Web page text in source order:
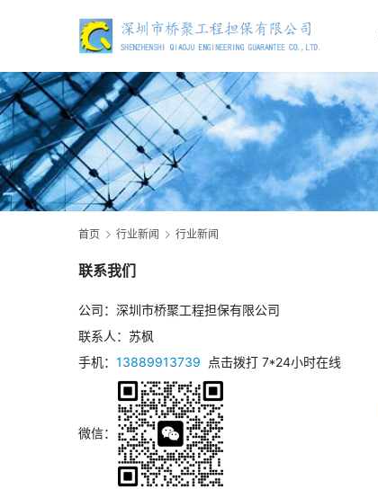
首页 行业新闻 行业新闻
联系我们
公司：深圳市桥聚工程担保有限公司
联系人：苏枫
手机： 13889913739 点击拨打 7*24小时在线
微信：